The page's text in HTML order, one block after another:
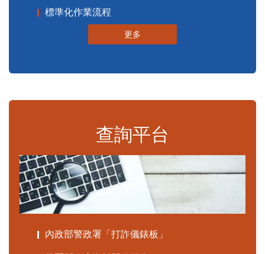
標準化作業流程
更多
查詢平台
內政部警政署「打詐儀錶板」
苗栗縣政府資料開放平臺